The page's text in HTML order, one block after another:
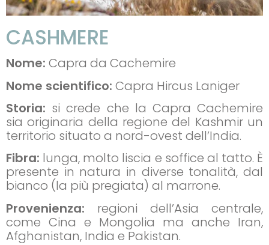
CASHMERE
Nome: Capra da Cachemire
Nome scientifico: Capra Hircus Laniger
Storia: si crede che la Capra Cachemire
sia originaria della regione del Kashmir un
territorio situato a nord-ovest dell’India.
Fibra: lunga, molto liscia e soffice al tatto. È
presente in natura in diverse tonalità, dal
bianco (la più pregiata) al marrone.
Provenienza: regioni dell’Asia centrale,
come Cina e Mongolia ma anche Iran,
Afghanistan, India e Pakistan.